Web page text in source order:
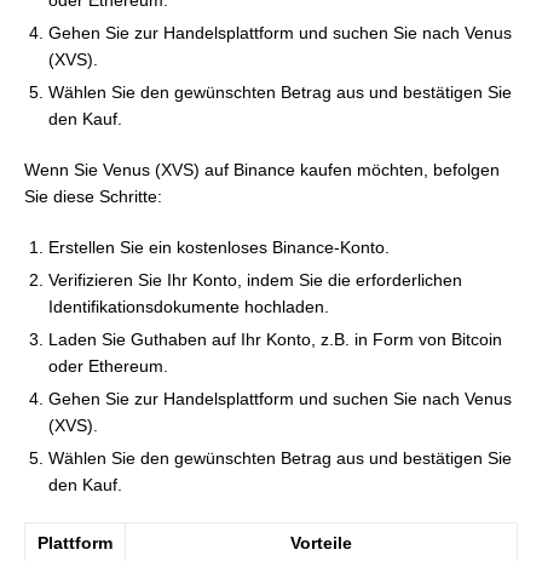
Gehen Sie zur Handelsplattform und suchen Sie nach Venus
(XVS).
Wählen Sie den gewünschten Betrag aus und bestätigen Sie
den Kauf.
Wenn Sie Venus (XVS) auf Binance kaufen möchten, befolgen
Sie diese Schritte:
Erstellen Sie ein kostenloses Binance-Konto.
Verifizieren Sie Ihr Konto, indem Sie die erforderlichen
Identifikationsdokumente hochladen.
Laden Sie Guthaben auf Ihr Konto, z.B. in Form von Bitcoin
oder Ethereum.
Gehen Sie zur Handelsplattform und suchen Sie nach Venus
(XVS).
Wählen Sie den gewünschten Betrag aus und bestätigen Sie
den Kauf.
Plattform Vorteile